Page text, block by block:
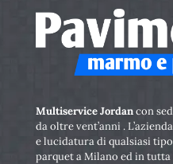
Multiservice Jordancon
da oltre vent’anni .
e lucidatura di qualsiasi
parquet a Milano ed in